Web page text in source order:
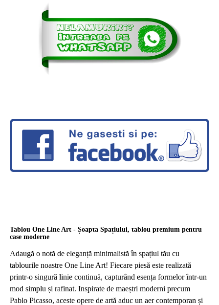
Tablou One Line Art - Șoapta Spațiului, tablou premium pentru
case moderne
Adaugă o notă de eleganță minimalistă în spațiul tău cu
tablourile noastre One Line Art! Fiecare piesă este realizată
printr-o singură linie continuă, capturând esența formelor într-un
mod simplu și rafinat. Inspirate de maeștri moderni precum
Pablo Picasso, aceste opere de artă aduc un aer contemporan și